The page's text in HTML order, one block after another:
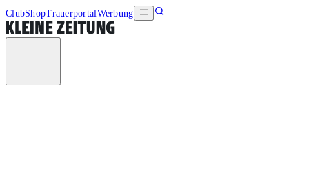
ClubShopTrauerportalWerbung